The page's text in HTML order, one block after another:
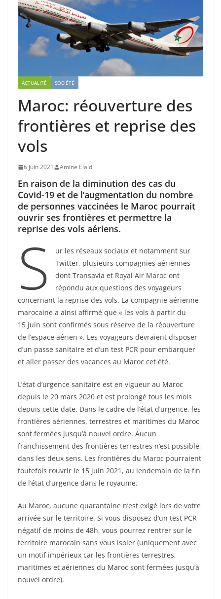
ACTUALITÉ SOCIÉTÉ
Maroc: réouverture des
frontières et reprise des
vols
6 juin 2021 Amine Elaidi
En raison de la diminution des cas du
Covid-19 et de l’augmentation du nombre
de personnes vaccinées le Maroc pourrait
ouvrir ses frontières et permettre la
reprise des vols aériens.
S
ur les réseaux sociaux et notamment sur
Twitter, plusieurs compagnies aériennes
dont Transavia et Royal Air Maroc ont
répondu aux questions des voyageurs
concernant la reprise des vols. La compagnie aérienne
marocaine a ainsi affirmé que « les vols à partir du
15 juin sont confirmés sous réserve de la réouverture
de l’espace aérien ». Les voyageurs devraient disposer
d’un passe sanitaire et d’un test PCR pour embarquer
et aller passer des vacances au Maroc cet été.
L’état d’urgence sanitaire est en vigueur au Maroc
depuis le 20 mars 2020 et est prolongé tous les mois
depuis cette date. Dans le cadre de l’état d’urgence, les
frontières aériennes, terrestres et maritimes du Maroc
sont fermées jusqu’à nouvel ordre. Aucun
franchissement des frontières terrestres n’est possible,
dans les deux sens. Les frontières du Maroc pourraient
toutefois rouvrir le 15 juin 2021, au lendemain de la fin
de l’état d’urgence dans le royaume.
Au Maroc, aucune quarantaine n’est exigé lors de votre
arrivée sur le territoire. Si vous disposez d’un test PCR
négatif de moins de 48h, vous pourrez rentrer sur le
territoire marocain sans vous isoler (uniquement avec
un motif impérieux car les frontières terrestres,
maritimes et aériennes du Maroc sont fermées jusqu’à
nouvel ordre).